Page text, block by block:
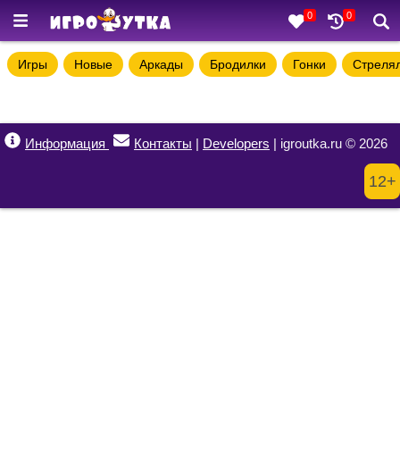
0 0
Игры Новые Аркады Бродилки Гонки
Информация Контакты | Developers | igroutka.ru © 2026
12+